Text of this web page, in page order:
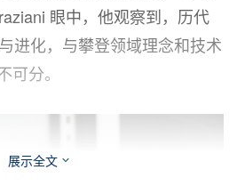
眼中，他观察到，历代
进化，与攀登领域理念和技术
分。
展示全文